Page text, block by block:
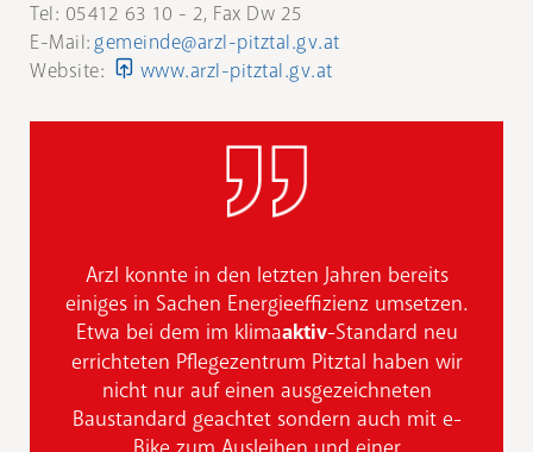
Tel: 05412 63 10 - 2, Fax Dw 25
E-Mail:gemeinde@arzl-pitztal.gv.at
Website:
www.arzl-pitztal.gv.at
Arzl konnte in den letzten Jahren bereits
einiges in Sachen Energieeffizienz umsetzen.
Etwa bei dem im klimaaktiv-Standard neu
errichteten Pflegezentrum Pitztal haben wir
nicht nur auf einen ausgezeichneten
Baustandard geachtet sondern auch mit e-